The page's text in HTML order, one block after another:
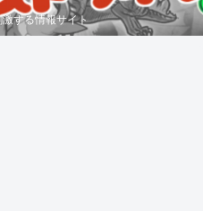
する情報サイト